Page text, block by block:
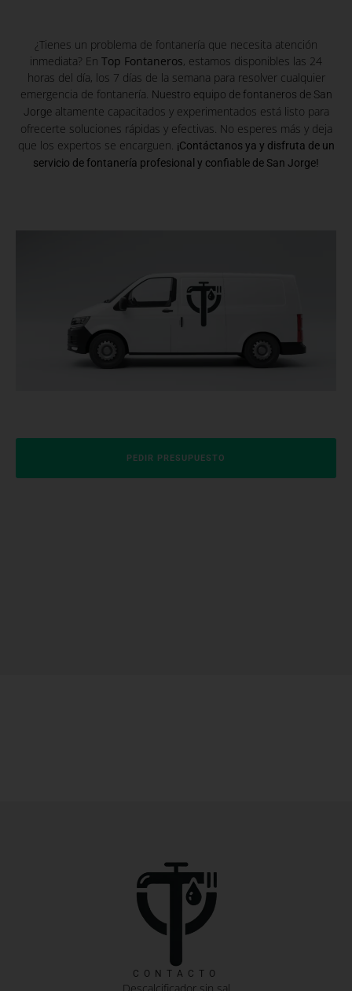
¿Tienes un problema de fontanería que necesita atención
inmediata? En Top Fontaneros, estamos disponibles las 24
horas del día, los 7 días de la semana para resolver cualquier
emergencia de fontanería. Nuestro equipo de fontaneros de San
Jorgealtamente capacitados y experimentados está listo para
ofrecerte soluciones rápidas y efectivas. No esperes más y deja
que los expertos se encarguen. ¡Contáctanos ya y disfruta de un
servicio de fontanería profesional y confiable de San Jorge!
PEDIR PRESUPUESTO
CONTACTO